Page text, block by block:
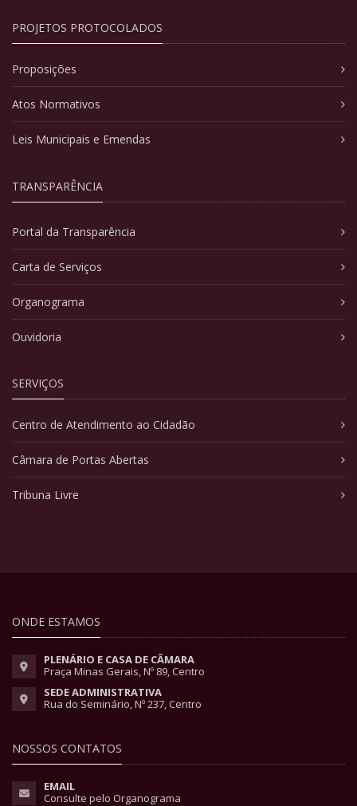
PROJETOS PROTOCOLADOS
Proposições
Atos Normativos
Leis Municipais e Emendas
TRANSPARÊNCIA
Portal da Transparência
Carta de Serviços
Organograma
Ouvidoria
SERVIÇOS
Centro de Atendimento ao Cidadão
Câmara de Portas Abertas
Tribuna Livre
ONDE ESTAMOS
PLENÁRIO E CASA DE CÂMARA
Praça Minas Gerais, Nº 89, Centro
SEDE ADMINISTRATIVA
Rua do Seminário, Nº 237, Centro
NOSSOS CONTATOS
EMAIL
Consulte pelo Organograma